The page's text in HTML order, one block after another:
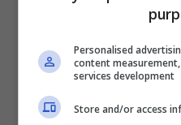
determinato delle
collaboratori
anche a progetto,
Personalised
content
services development
Store and/or access